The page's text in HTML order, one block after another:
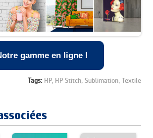
gamme en ligne !
Tags: HP, HP Stitch, Sublimation, Textile